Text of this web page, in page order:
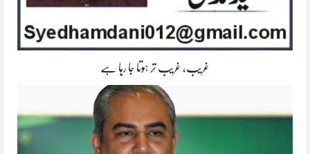
غریب، غریب تر ہوتا جا رہا ہے